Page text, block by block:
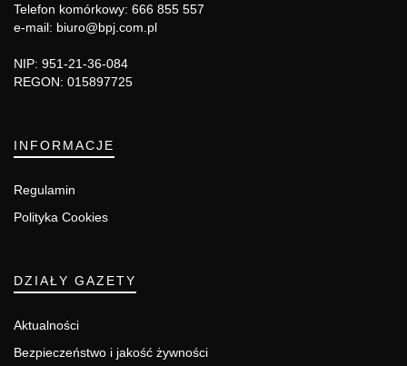
Telefon komórkowy: 666 855 557
e-mail: biuro@bpj.com.pl
NIP: 951-21-36-084
REGON: 015897725
INFORMACJE
Regulamin
Polityka Cookies
DZIAŁY GAZETY
Aktualności
Bezpieczeństwo i jakość żywności